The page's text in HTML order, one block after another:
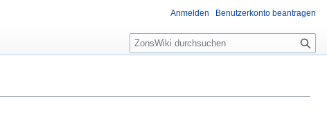
Anmelden Benutzerkonto beantragen
S
u
e